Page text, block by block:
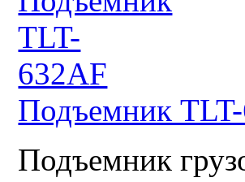
Подъемник
Подъемник